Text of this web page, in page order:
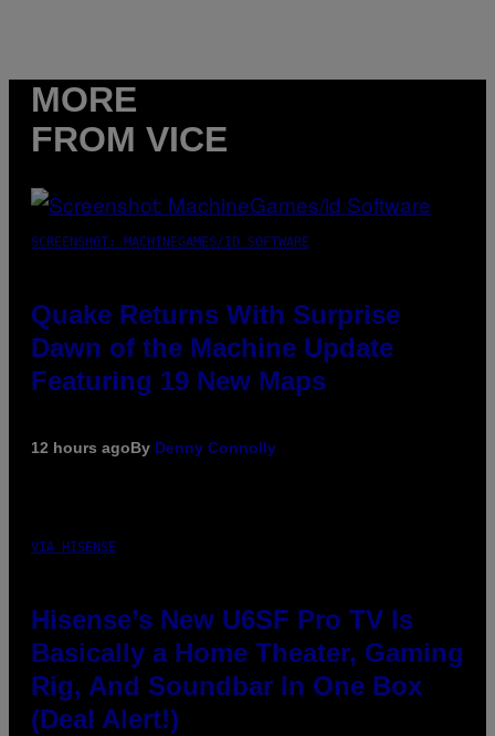
MORE
FROM VICE
SCREENSHOT: MACHINEGAMES/ID SOFTWARE
Quake Returns With Surprise
Dawn of the Machine Update
Featuring 19 New Maps
12 hours agoBy Denny Connolly
VIA HISENSE
Hisense’s New U6SF Pro TV Is
Basically a Home Theater, Gaming
Rig, And Soundbar In One Box
(Deal Alert!)